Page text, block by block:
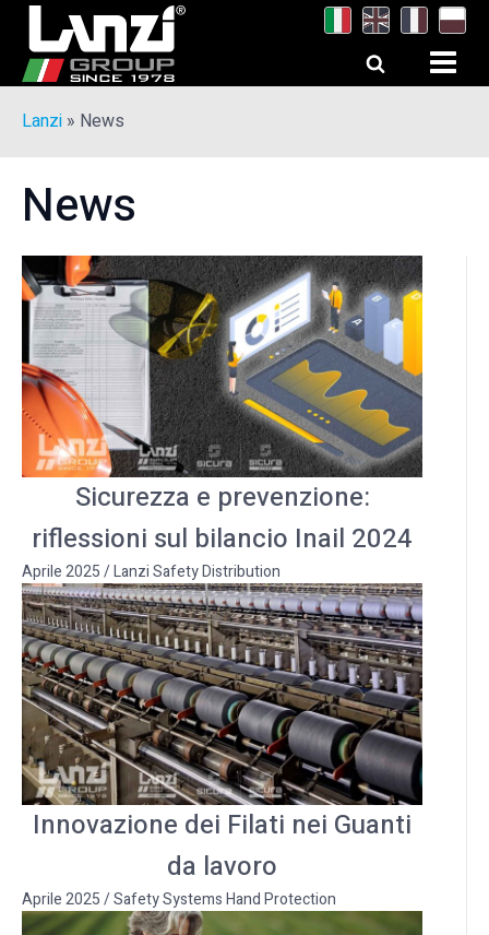
Lanzi » News
News
Sicurezza e prevenzione:
riflessioni sul bilancio Inail 2024
Aprile 2025/Lanzi Safety Distribution
Innovazione dei Filati nei Guanti
da lavoro
Aprile 2025/Safety Systems Hand Protection